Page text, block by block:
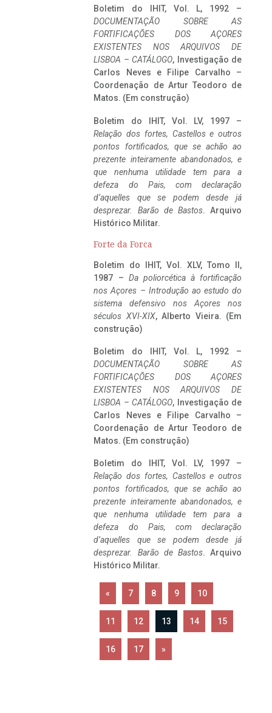
Boletim do IHIT, Vol. L, 1992 –
DOCUMENTAÇÃO SOBRE AS
FORTIFICAÇÕES DOS AÇORES
EXISTENTES NOS ARQUIVOS DE
LISBOA – CATÁLOGO, Investigação de
Carlos Neves e Filipe Carvalho –
Coordenação de Artur Teodoro de
Matos. (Em construção)
Boletim do IHIT, Vol. LV, 1997 –
Relação dos fortes, Castellos e outros
pontos fortificados, que se achão ao
prezente inteiramente abandonados, e
que nenhuma utilidade tem para a
defeza do Pais, com declaração
d’aquelles que se podem desde já
desprezar. Barão de Bastos. Arquivo
Histórico Militar.
Forte da Forca
Boletim do IHIT, Vol. XLV, Tomo II,
1987 – Da poliorcética à fortificação
nos Açores – Introdução ao estudo do
sistema defensivo nos Açores nos
séculos XVI-XIX, Alberto Vieira. (Em
construção)
Boletim do IHIT, Vol. L, 1992 –
DOCUMENTAÇÃO SOBRE AS
FORTIFICAÇÕES DOS AÇORES
EXISTENTES NOS ARQUIVOS DE
LISBOA – CATÁLOGO, Investigação de
Carlos Neves e Filipe Carvalho –
Coordenação de Artur Teodoro de
Matos. (Em construção)
Boletim do IHIT, Vol. LV, 1997 –
Relação dos fortes, Castellos e outros
pontos fortificados, que se achão ao
prezente inteiramente abandonados, e
que nenhuma utilidade tem para a
defeza do Pais, com declaração
d’aquelles que se podem desde já
desprezar. Barão de Bastos. Arquivo
Histórico Militar.
« 7 8 9 10
11 12 13 14 15
16 17 »